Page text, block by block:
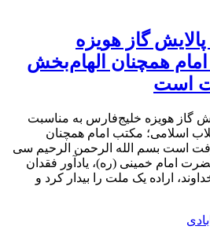
گاز هویزه
همچنان الهام‌بخش
است
گاز هویزه خلیج‌فارس به مناسبت
اسلامی؛ مکتب امام همچنان
است بسم الله الرحمن الرحیم سی
امام خمینی (ره)، یادآور فقدان
اراده یک ملت را بیدار کرد و